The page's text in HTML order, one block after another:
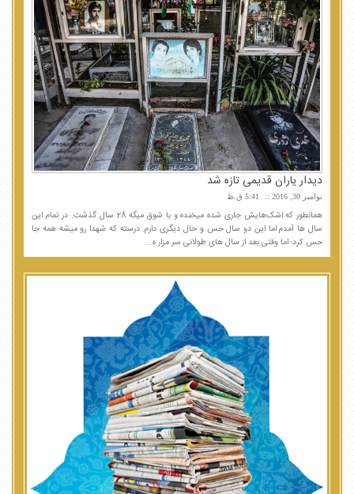
دیدار یاران قدیمی تازه شد
نوامبر 30, 2016 5:41 ق.ظ
همانطور که اشک‌هایش جاری شده میخنده و با شوق میگه 28 سال گذشت. در تمام این
سال ها آمدم اما این دو سال حس و حال دیگری دارم. درسته که شهدا رو میشه همه جا
حس کرد؛ اما وقتی بعد از سال های طولانی سر مزار ه...